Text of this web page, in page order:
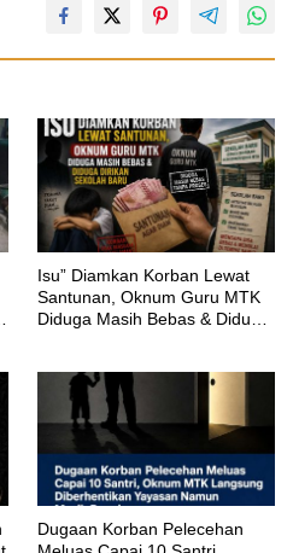
‎Isu” Diamkan Korban Lewat
Santunan, Oknum Guru MTK
Diduga Masih Bebas & Diduga
‎Dugaan Korban Pelecehan